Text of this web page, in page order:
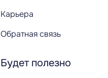
Карьера
Обратная связь
Будет полезно